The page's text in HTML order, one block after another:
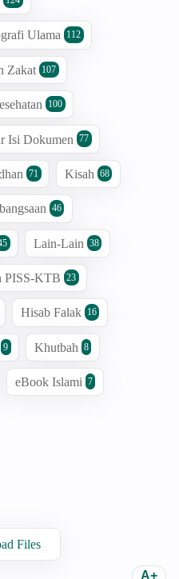
Ulama 112
Zakat 107
100
Isi Dokumen 77
71 Kisah 68
46
Lain-Lain 38
PISS-KTB 23
Hisab Falak 16
9 Khutbah 8
eBook Islami 7
Files